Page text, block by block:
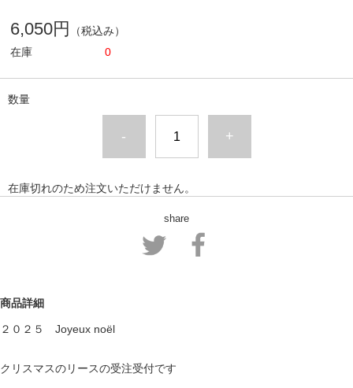
6,050円
（税込み）
在庫
0
数量
- +
在庫切れのため注文いただけません。
share
商品詳細
２０２５ Joyeux noël
クリスマスのリースの受注受付です